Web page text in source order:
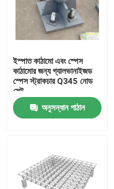
বাড়ি
আমাদের সম্পর্কে
ইস্পাত কাঠামো এবং স্পেস
কাঠামোর জন্য গ্যালভানাইজড
স্পেস স্ট্রাকচার Q345 নোড
সেট
অনুসন্ধান পাঠান